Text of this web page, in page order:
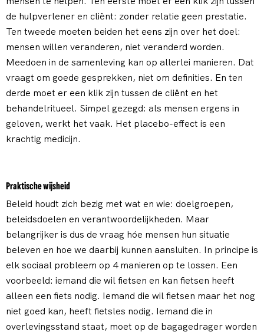
de hulpverlener en cliënt: zonder relatie geen prestatie.
Ten tweede moeten beiden het eens zijn over het doel:
mensen willen veranderen, niet veranderd worden.
Meedoen in de samenleving kan op allerlei manieren. Dat
vraagt om goede gesprekken, niet om definities. En ten
derde moet er een klik zijn tussen de cliënt en het
behandelritueel. Simpel gezegd: als mensen ergens in
geloven, werkt het vaak. Het placebo-effect is een
krachtig medicijn.
Praktische wijsheid
Beleid houdt zich bezig met wat en wie: doelgroepen,
beleidsdoelen en verantwoordelijkheden. Maar
belangrijker is dus de vraag hóe mensen hun situatie
beleven en hoe we daarbij kunnen aansluiten. In principe is
elk sociaal probleem op 4 manieren op te lossen. Een
voorbeeld: iemand die wil fietsen en kan fietsen heeft
alleen een fiets nodig. Iemand die wil fietsen maar het nog
niet goed kan, heeft fietsles nodig. Iemand die in
overlevingsstand staat, moet op de bagagedrager worden